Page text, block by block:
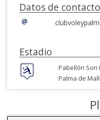
Datos de contacto
Estadio
Pabellón Son
Palma de